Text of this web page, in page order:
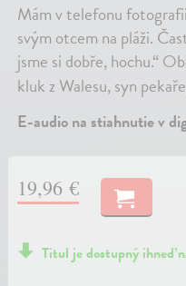
Mám v telefonu
svým otcem na pláži.
jsme si dobře, hochu.“
kluk z Walesu, syn
E-audio na stiahnutie v
19,96 €
Titul je dostupný ihneď